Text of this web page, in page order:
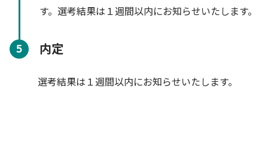
す。選考結果は１週間以内にお知らせいたします。
5 内定
選考結果は１週間以内にお知らせいたします。